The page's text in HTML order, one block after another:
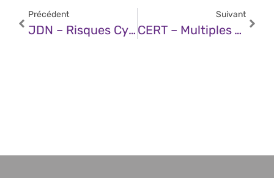
Précédent
JDN – Risques Cyber Des Fournisseurs : La Start-Up Galink Lève 1,6 Million D’euros
Suivant
CERT – Multiples Vulnérabilités Dans Google Chrome (25 Juin 2025)